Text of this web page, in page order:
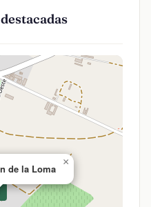
de la Loma
×